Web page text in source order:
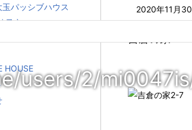
users/2/
玉パッシブハウス
予定）
HOUSE
2020年11月